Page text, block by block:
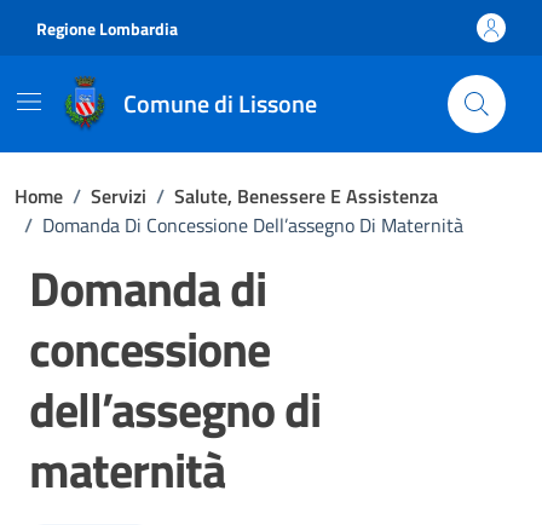
Regione Lombardia
Comune di Lissone
Home / Servizi / Salute, Benessere E Assistenza
/ Domanda Di Concessione Dell’assegno Di Maternità
Domanda di
concessione
dell’assegno di
maternità